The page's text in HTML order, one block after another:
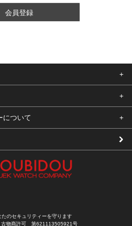
会員登録
について
たのセキュリティーを守ります
古物商許可 第621113505921号